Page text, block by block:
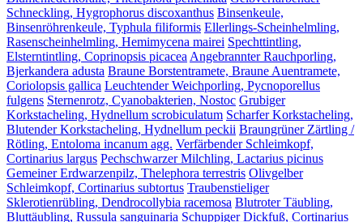
Schneckling, Hygrophorus discoxanthus Binsenkeule,
Binsenröhrenkeule, Typhula filiformis Ellerlings-Scheinhelmling,
Rasenscheinhelmling, Hemimycena mairei Spechttintling,
Elsterntintling, Coprinopsis picacea Angebrannter Rauchporling,
Bjerkandera adusta Braune Borstentramete, Braune Auentramete,
Coriolopsis gallica Leuchtender Weichporling, Pycnoporellus
fulgens Sternenrotz, Cyanobakterien, Nostoc Grubiger
Korkstacheling, Hydnellum scrobiculatum Scharfer Korkstacheling,
Blutender Korkstacheling, Hydnellum peckii Braungrüner Zärtling /
Rötling, Entoloma incanum agg. Verfärbender Schleimkopf,
Cortinarius largus Pechschwarzer Milchling, Lactarius picinus
Gemeiner Erdwarzenpilz, Thelephora terrestris Olivgelber
Schleimkopf, Cortinarius subtortus Traubenstieliger
Sklerotienrübling, Dendrocollybia racemosa Blutroter Täubling,
Bluttäubling, Russula sanguinaria Schuppiger Dickfuß, Cortinarius